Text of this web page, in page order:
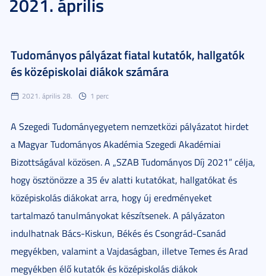
Tudományos pályázat fiatal kutatók, hallgatók
és középiskolai diákok számára
2021. április 28. 1 perc
A Szegedi Tudományegyetem nemzetközi pályázatot hirdet
a Magyar Tudományos Akadémia Szegedi Akadémiai
Bizottságával közösen. A „SZAB Tudományos Díj 2021” célja,
hogy ösztönözze a 35 év alatti kutatókat, hallgatókat és
középiskolás diákokat arra, hogy új eredményeket
tartalmazó tanulmányokat készítsenek. A pályázaton
indulhatnak Bács-Kiskun, Békés és Csongrád-Csanád
megyékben, valamint a Vajdaságban, illetve Temes és Arad
megyékben élő kutatók és középiskolás diákok